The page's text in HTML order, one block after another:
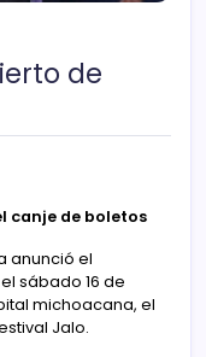
de
canje de boletos
anunció el
sábado 16 de
michoacana, el
Jalo.